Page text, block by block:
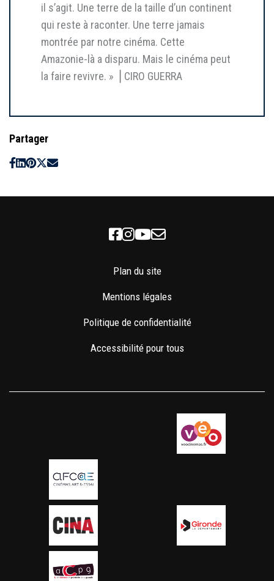
il s’agit. Une terre de la taille d’un continent
qui reste à raconter. Une terre jamais
montrée par notre cinéma. Cette
Amazonie-là a disparu. Mais le cinéma peut
la faire revivre. » ⎥ CIRO GUERRA
Partager
Facebook
Instagram
Youtube
Newsletter
Plan du site
Mentions légales
Politique de confidentialité
Accessibilité pour tous